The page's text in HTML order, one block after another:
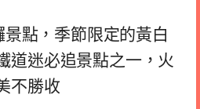
景點，季節限定的黃白
道迷必追景點之一，火
不勝收